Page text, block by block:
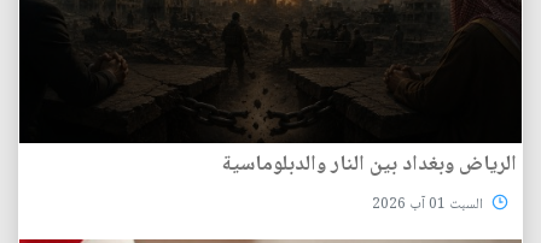
الرياض وبغداد بين النار والدبلوماسية
السبت 01 آب 2026